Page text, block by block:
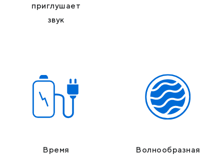
приглушает
звук
Время
Волнообразная